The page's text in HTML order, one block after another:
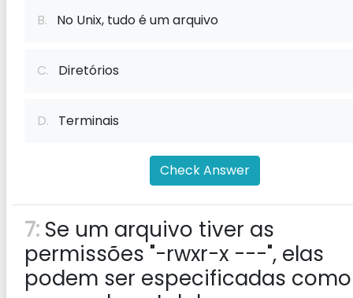
B. No Unix, tudo é um arquivo
C. Diretórios
D. Terminais
Check Answer
7: Se um arquivo tiver as
permissões "-rwxr-x ---", elas
podem ser especificadas como